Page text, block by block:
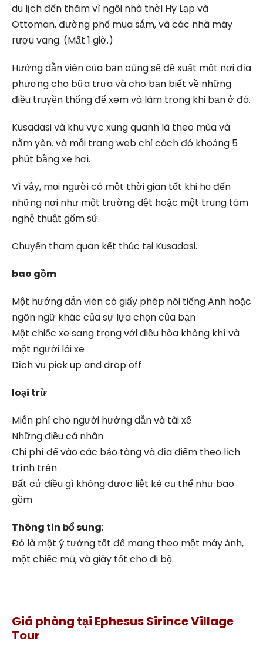
du lịch đến thăm vì ngôi nhà thời Hy Lạp và
Ottoman, đường phố mua sắm, và các nhà máy
rượu vang. (Mất 1 giờ.)
Hướng dẫn viên của bạn cũng sẽ đề xuất một nơi địa
phương cho bữa trưa và cho bạn biết về những
điều truyền thống để xem và làm trong khi bạn ở đó.
Kusadasi và khu vực xung quanh là theo mùa và
nằm yên. và mỗi trang web chỉ cách đó khoảng 5
phút bằng xe hơi.
Vì vậy, mọi người có một thời gian tốt khi họ đến
những nơi như một trường dệt hoặc một trung tâm
nghệ thuật gốm sứ.
Chuyến tham quan kết thúc tại Kusadasi.
bao gồm
Một hướng dẫn viên có giấy phép nói tiếng Anh hoặc
ngôn ngữ khác của sự lựa chọn của bạn
Một chiếc xe sang trọng với điều hòa không khí và
một người lái xe
Dịch vụ pick up and drop off
loại trừ
Miễn phí cho người hướng dẫn và tài xế
Những điều cá nhân
Chi phí để vào các bảo tàng và địa điểm theo lịch
trình trên
Bất cứ điều gì không được liệt kê cụ thể như bao
gồm
Thông tin bổ sung:
Đó là một ý tưởng tốt để mang theo một máy ảnh,
một chiếc mũ, và giày tốt cho đi bộ.
Giá phòng tại Ephesus Sirince Village
Tour